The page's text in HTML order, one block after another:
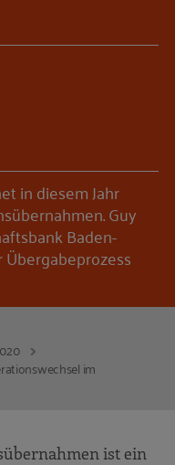
in diesem Jahr
Guy
Baden-
im
ist ein